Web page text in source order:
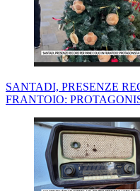
SANTADI, PRESENZE
FRANTOIO: